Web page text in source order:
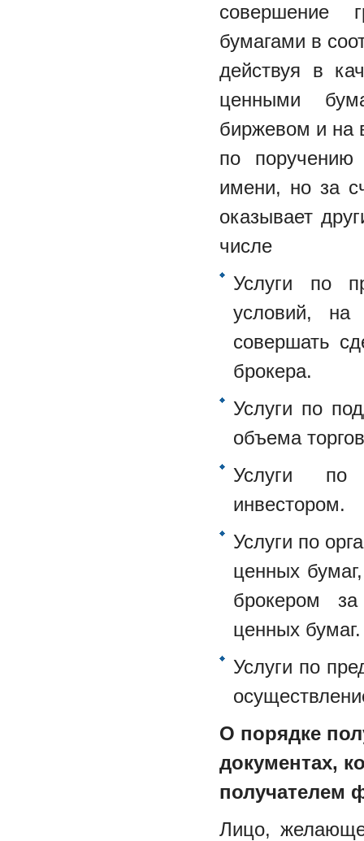
совершение
бумагами в
действуя в
ценными
биржевом и на
по поручению
имени, но за
оказывает
числе
Услуги по
условий, на
совершать
брокера.
Услуги по
объема
Услуги по
инвестором.
Услуги по
ценных
брокером
ценных бумаг.
Услуги по
О порядке
документах,
получателем
Лицо,